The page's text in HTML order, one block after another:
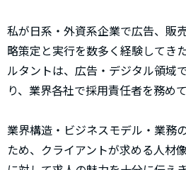
私が日系・外資系企業で広告、販
略策定と実行を数多く経験してき
ルタントは、広告・デジタル領域
り、業界各社で採用責任者を務め
業界構造・ビジネスモデル・業務
ため、クライアントが求める人材